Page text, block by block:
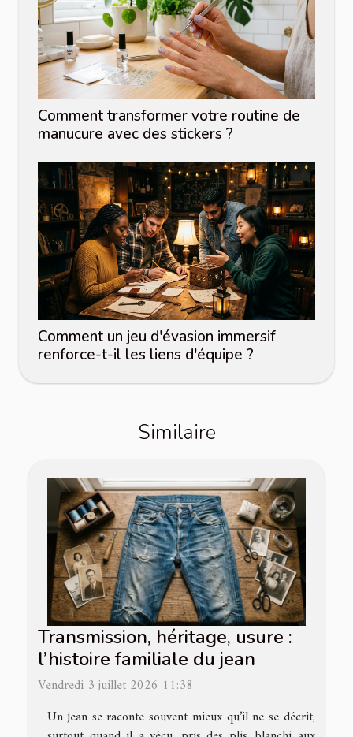
Comment transformer votre routine de
manucure avec des stickers ?
Comment un jeu d'évasion immersif
renforce-t-il les liens d'équipe ?
Similaire
Transmission, héritage, usure :
l’histoire familiale du jean
Vendredi 3 juillet 2026 11:38
Un jean se raconte souvent mieux qu’il ne se décrit,